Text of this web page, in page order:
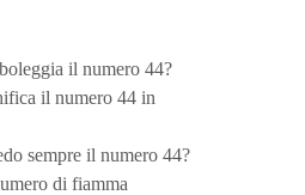
il numero 44?
il numero 44 in
sempre il numero 44?
di fiamma